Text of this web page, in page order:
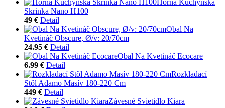
Horná Kuchynská
Skrinka Nano H100
49 € Detail
Obal Na
Kvetináč Obscure, Ø/v: 20/70cm
24.95 € Detail
Obal Na Kvetináč Ecocare
6.99 € Detail
Rozkladací
Stôl Adamo Masív 180-220 Cm
449 € Detail
Závesné Svietidlo Kiara